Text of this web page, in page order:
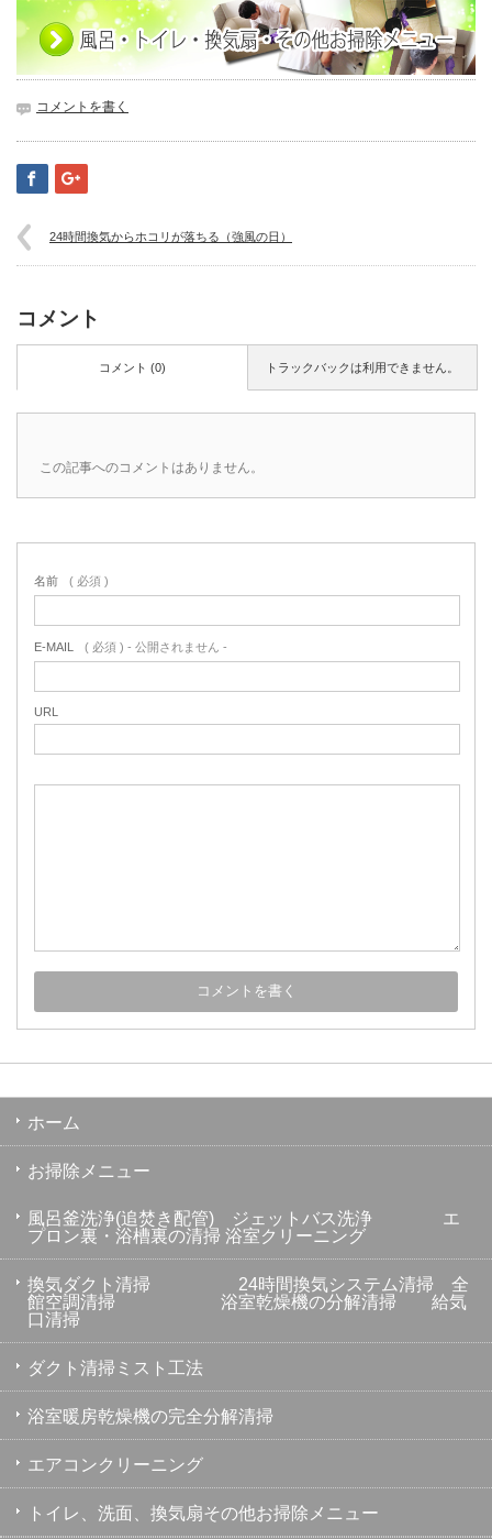
コメントを書く
24時間換気からホコリが落ちる（強風の日）
コメント
トラックバックは利用できません。
コメント (0)
この記事へのコメントはありません。
名前 ( 必須 )
E-MAIL ( 必須 ) - 公開されません -
URL
ホーム
お掃除メニュー
風呂釜洗浄(追焚き配管) ジェットバス洗浄 エ
プロン裏・浴槽裏の清掃 浴室クリーニング
換気ダクト清掃 24時間換気システム清掃 全
館空調清掃 浴室乾燥機の分解清掃 給気
口清掃
ダクト清掃ミスト工法
浴室暖房乾燥機の完全分解清掃
エアコンクリーニング
トイレ、洗面、換気扇その他お掃除メニュー